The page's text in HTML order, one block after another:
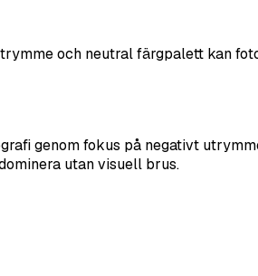
och neutral färgpalett kan
genom fokus på negativt
utan visuell brus.